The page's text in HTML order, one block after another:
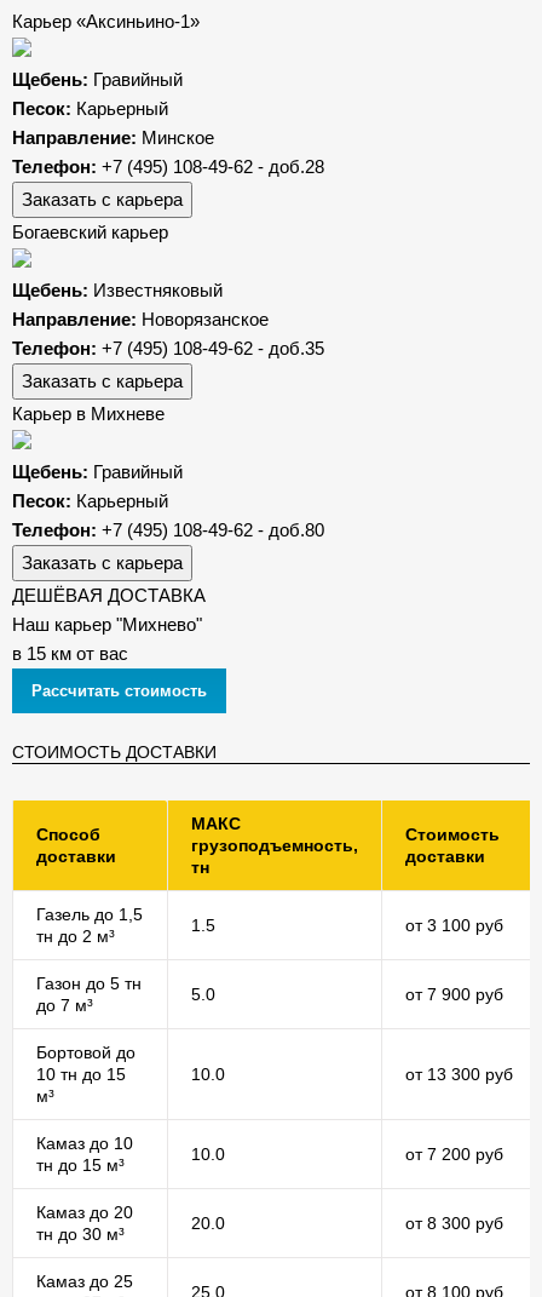
Карьер «Аксиньино-1»
Щебень: Гравийный
Песок: Карьерный
Направление: Минское
Телефон: +7 (495) 108-49-62 - доб.28
Заказать с карьера
Богаевский карьер
Щебень: Известняковый
Направление: Новорязанское
Телефон: +7 (495) 108-49-62 - доб.35
Заказать с карьера
Карьер в Михневе
Щебень: Гравийный
Песок: Карьерный
Телефон: +7 (495) 108-49-62 - доб.80
Заказать с карьера
ДЕШЁВАЯ ДОСТАВКА
Наш карьер "Михнево"
в 15 км от вас
Рассчитать стоимость
СТОИМОСТЬ ДОСТАВКИ
Способ
доставки
МАКС
грузоподъемность,
тн
Стоимость
доставки
Газель до 1,5
тн до 2 м³
1.5 от 3 100 руб
Газон до 5 тн
до 7 м³
5.0 от 7 900 руб
Бортовой до
10 тн до 15
м³
10.0 от 13 300 руб
Камаз до 10
тн до 15 м³
10.0 от 7 200 руб
Камаз до 20
тн до 30 м³
20.0 от 8 300 руб
Камаз до 25
25.0 от 8 100 руб